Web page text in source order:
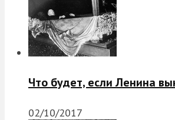
Что будет, если Ленина
02/10/2017